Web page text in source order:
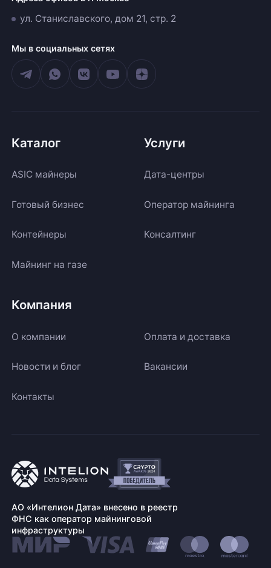
ул. Станиславского, дом 21, стр. 2
Мы в социальных сетях
Каталог
ASIC майнеры
Готовый бизнес
Контейнеры
Майнинг на газе
Услуги
Дата-центры
Оператор майнинга
Консалтинг
Компания
О компании Оплата и доставка
Новости и блог Вакансии
Контакты
АО «Интелион Дата» внесено в реестр
ФНС как оператор майнинговой
инфраструктуры